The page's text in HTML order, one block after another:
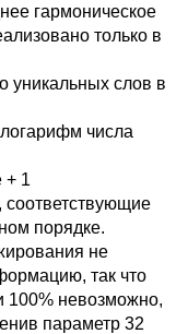
гармоническое
только в
уникальных слов в
числа
+ 1
соответствующие
порядке.
не
так что
100% невозможно,
параметр 32